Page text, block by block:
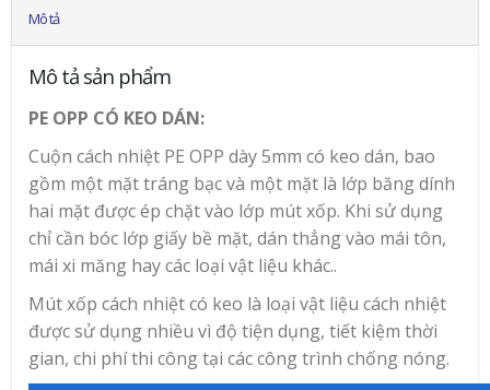
Mô tả
Mô tả sản phẩm
PE OPP CÓ KEO DÁN:
Cuộn cách nhiệt PE OPP dày 5mm có keo dán, bao
gồm một mặt tráng bạc và một mặt là lớp băng dính
hai mặt được ép chặt vào lớp mút xốp. Khi sử dụng
chỉ cần bóc lớp giấy bề mặt, dán thẳng vào mái tôn,
mái xi măng hay các loại vật liệu khác..
Mút xốp cách nhiệt có keo là loại vật liệu cách nhiệt
được sử dụng nhiều vì độ tiện dụng, tiết kiệm thời
gian, chi phí thi công tại các công trình chống nóng.